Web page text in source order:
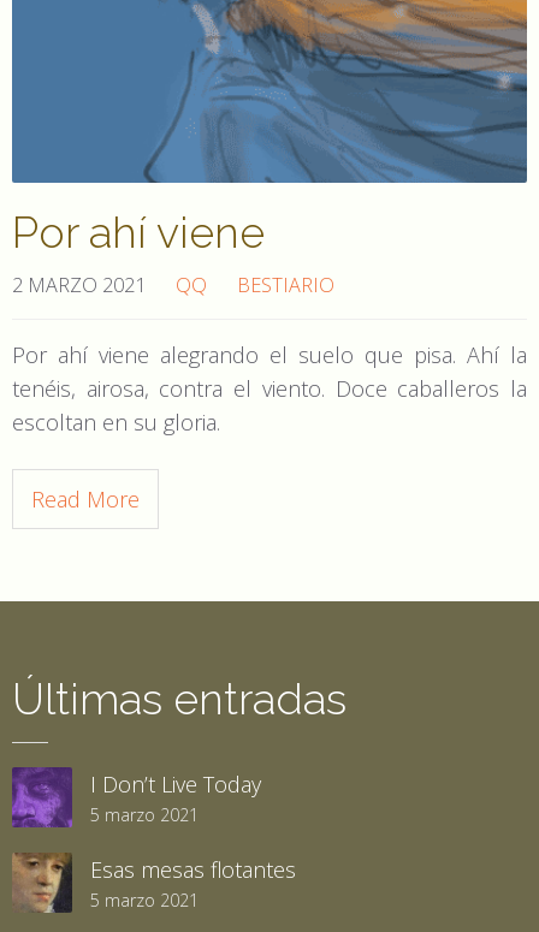
Por ahí viene
2 MARZO 2021 QQ BESTIARIO
Por ahí viene alegrando el suelo que pisa. Ahí la
tenéis, airosa, contra el viento. Doce caballeros la
escoltan en su gloria.
Read More
Últimas entradas
I Don’t Live Today
5 marzo 2021
Esas mesas flotantes
5 marzo 2021